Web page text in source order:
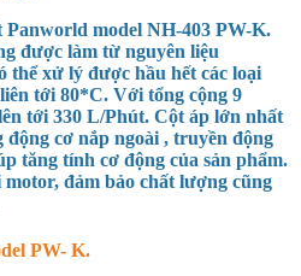
Panworld model NH-403 PW-K.
được làm từ nguyên liệu
thể xử lý được hầu hết các loại
tới 80*C. Với tổng cộng 9
tới 330 L/Phút. Cột áp lớn nhất
động cơ nắp ngoài , truyền động
tăng tính cơ động của sản phẩm.
đảm bảo chất lượng cũng
PW- K.